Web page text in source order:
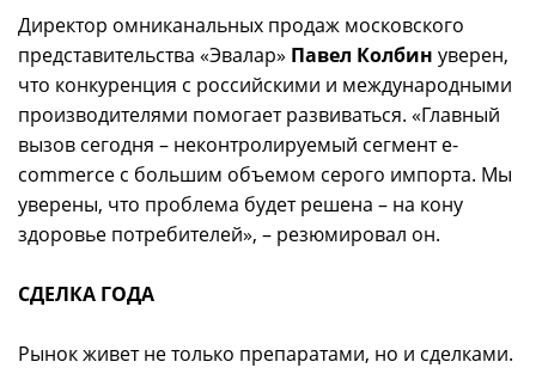
Директор омниканальных продаж московского
представительства «Эвалар» Павел Колбин уверен,
что конкуренция с российскими и международными
производителями помогает развиваться. «Главный
вызов сегодня – неконтролируемый сегмент e-
commerce с большим объемом серого импорта. Мы
уверены, что проблема будет решена – на кону
здоровье потребителей», – резюмировал он.
СДЕЛКА ГОДА
Рынок живет не только препаратами, но и сделками.